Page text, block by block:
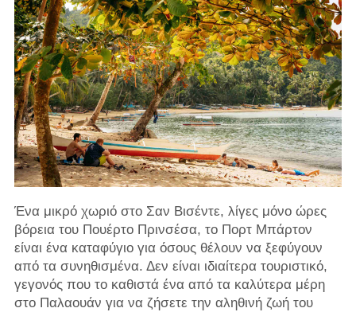
Ένα μικρό χωριό στο Σαν Βισέντε, λίγες μόνο ώρες
βόρεια του Πουέρτο Πρινσέσα, το Πορτ Μπάρτον
είναι ένα καταφύγιο για όσους θέλουν να ξεφύγουν
από τα συνηθισμένα. Δεν είναι ιδιαίτερα τουριστικό,
γεγονός που το καθιστά ένα από τα καλύτερα μέρη
στο Παλαουάν για να ζήσετε την αληθινή ζωή του